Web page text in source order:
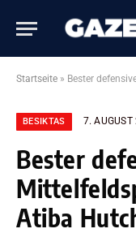
Startseite » Bester
BESIKTAS 7. AUGUST
Bester
Atiba